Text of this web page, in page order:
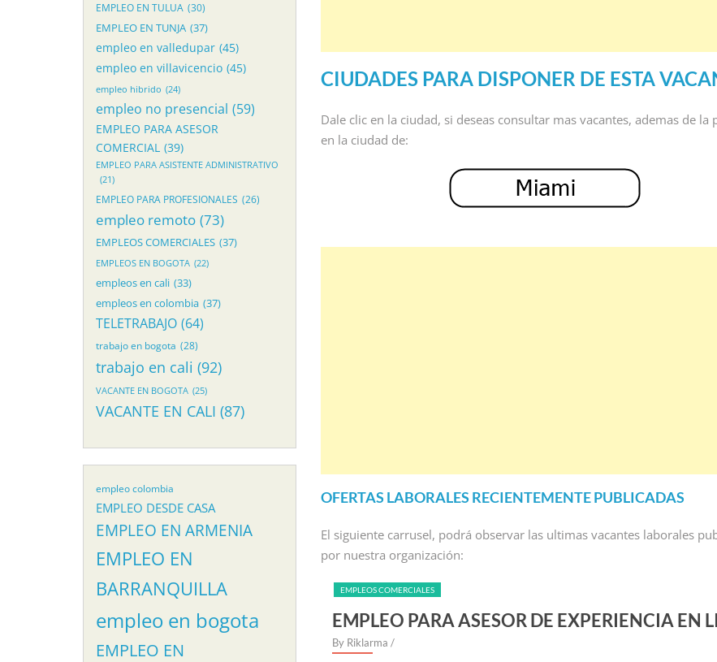
CIUDADES PARA DISPONER DE ESTA
Dale clic en la ciudad, si deseas consultar mas vacantes, ademas de la
en la ciudad de:
OFERTAS LABORALES RECIENTEMENTE PUBLICADAS
El siguiente carrusel, podrá observar las ultimas vacantes laborales
por nuestra organización:
EN CALI
EMPLEOS COMERCIALES
EMPLEO PARA ASESOR DE EXPERIENCIA EN
By Riklarma /
EMPLEO EN TULUA (30)
EMPLEO EN TUNJA (37)
empleo en valledupar (45)
empleo en villavicencio (45)
empleo hibrido (24)
empleo no presencial (59)
EMPLEO PARA ASESOR
COMERCIAL (39)
EMPLEO PARA ASISTENTE ADMINISTRATIVO
(21)
EMPLEO PARA PROFESIONALES (26)
empleo remoto (73)
EMPLEOS COMERCIALES (37)
EMPLEOS EN BOGOTA (22)
empleos en cali (33)
empleos en colombia (37)
TELETRABAJO (64)
trabajo en bogota (28)
trabajo en cali (92)
VACANTE EN BOGOTA (25)
VACANTE EN CALI (87)
empleo colombia
EMPLEO DESDE CASA
EMPLEO EN ARMENIA
EMPLEO EN
BARRANQUILLA
empleo en bogota
EMPLEO EN